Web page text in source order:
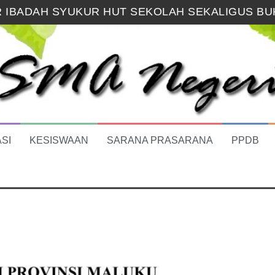
IBADAH SYUKUR HUT SEKOLAH SEKALIGUS
PENUTUPAN MPLS RAMAH 2026 SMA
TAHUN AJARAN 2026/2027 SMA NEGERI 4
MURID BARU (SPMB) SMA NEGERI 4
KELULUSAN
BUKA PUASA BERSAMA KELUARGA
KESISWAAN SARANA PRASARANA PPDB